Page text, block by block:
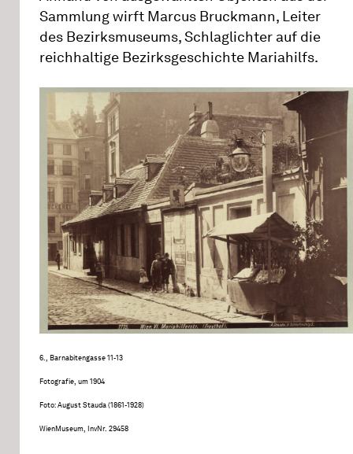
Sammlung wirft Marcus Bruckmann, Leiter
des Bezirksmuseums, Schlaglichter auf die
reichhaltige Bezirksgeschichte Mariahilfs.
6., Barnabitengasse 11-13
Fotografie, um 1904
Foto: August Stauda (1861-1928)
WienMuseum, InvNr. 29458